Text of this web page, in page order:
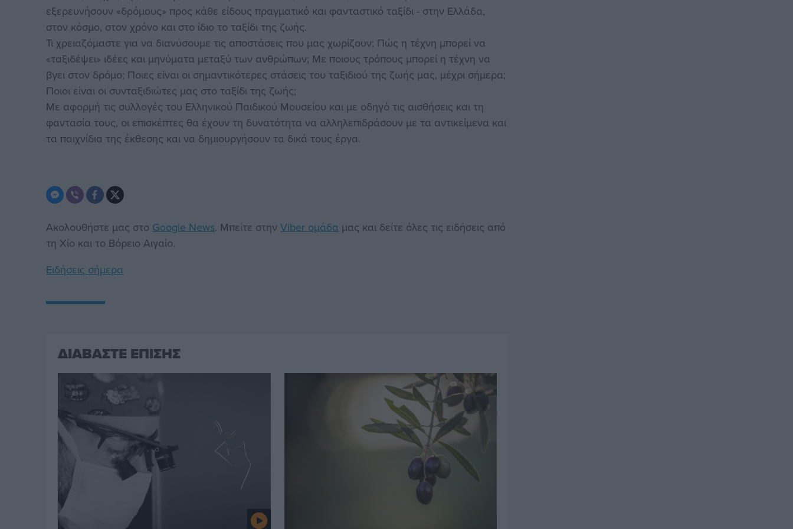
εξερευνήσουν «δρόμους» προς κάθε είδους πραγματικό και φανταστικό ταξίδι - στην Ελλάδα,
στον κόσμο, στον χρόνο και στο ίδιο το ταξίδι της ζωής.
Τι χρειαζόμαστε για να διανύσουμε τις αποστάσεις που μας χωρίζουν; Πώς η τέχνη μπορεί να
«ταξιδέψει» ιδέες και μηνύματα μεταξύ των ανθρώπων; Με ποιους τρόπους μπορεί η τέχνη να
βγει στον δρόμο; Ποιες είναι οι σημαντικότερες στάσεις του ταξιδιού της ζωής μας, μέχρι σήμερα;
Ποιοι είναι οι συνταξιδιώτες μας στο ταξίδι της ζωής;
Με αφορμή τις συλλογές του Ελληνικού Παιδικού Μουσείου και με οδηγό τις αισθήσεις και τη
φαντασία τους, οι επισκέπτες θα έχουν τη δυνατότητα να αλληλεπιδράσουν με τα αντικείμενα και
τα παιχνίδια της έκθεσης και να δημιουργήσουν τα δικά τους έργα.
Ακολουθήστε μας στο Google News. Μπείτε στηνViber ομάδα μας και δείτε όλες τις ειδήσεις από
τη Χίο και το Βόρειο Αιγαίο.
Ειδήσεις σήμερα
ΔΙΑΒΑΣΤΕ ΕΠΙΣΗΣ